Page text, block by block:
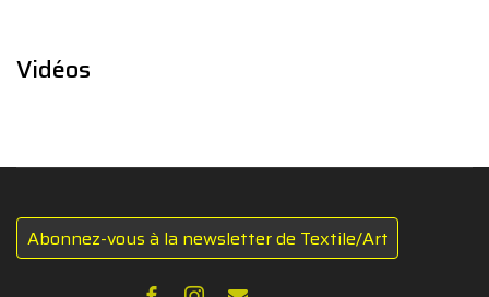
Vidéos
Abonnez-vous à la newsletter de Textile/Art